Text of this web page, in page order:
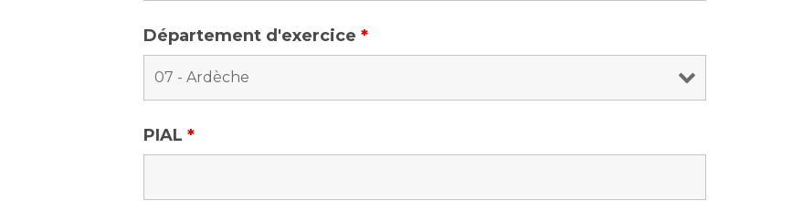
Département d'exercice *
PIAL *